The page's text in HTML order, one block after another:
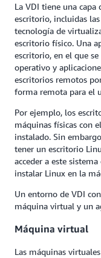
La VDI tiene una capa
escritorio, incluidas
tecnología de
escritorio físico. Una
escritorio, en el que
operativo y
escritorios remotos
forma remota para el
Por ejemplo, los
máquinas físicas con
instalado. Sin
tener un escritorio
acceder a este
instalar Linux en la
Un entorno de VDI
máquina virtual y un
Máquina virtual
Las máquinas